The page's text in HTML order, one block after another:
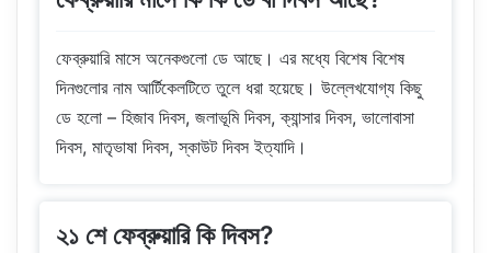
ফেব্রুয়ারি মাসে অনেকগুলো ডে আছে। এর মধ্যে বিশেষ বিশেষ
দিনগুলোর নাম আর্টিকেলটিতে তুলে ধরা হয়েছে। উল্লেখযোগ্য কিছু
ডে হলো – হিজাব দিবস, জলাভূমি দিবস, ক্যান্সার দিবস, ভালোবাসা
দিবস, মাতৃভাষা দিবস, স্কাউট দিবস ইত্যাদি।
২১ শে ফেব্রুয়ারি কি দিবস?